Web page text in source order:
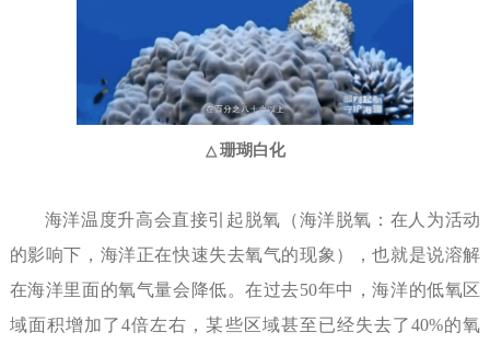
△ 珊瑚白化
海洋温度升高会直接引起脱氧（海洋脱氧：在人为活动
的影响下，海洋正在快速失去氧气的现象），也就是说溶解
在海洋里面的氧气量会降低。在过去50年中，海洋的低氧区
域面积增加了4倍左右，某些区域甚至已经失去了40%的氧